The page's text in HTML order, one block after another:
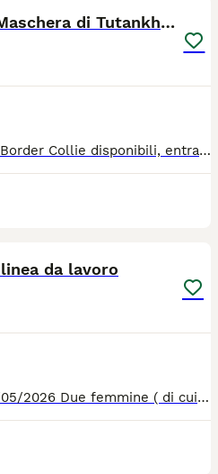
Cuccioli Border della Maschera di Tutankhamon
Abbiamo due cucciolate di Border Collie disponibili, entrambe con lo stesso papà: Borderstrand Tuscan Tusk, importato dall'Australia e Campione d'Albania. Un cane straordinario, con test genetici ottimali: negativo per IGS, TNS, NCL, GG, MDR1, Raine Syndrome, SN e CEA, con displasia anca e gomito di Grado A e 0. Le mamme, Febe e Kali, sono del nostro allevamento: carattere dolce ed equilibrato, stessa ottima salute certificata (HD Grado A, ED Grado 0). I cuccioli crescono in casa con noi, ben socializzati fin dai primi giorni. Entrambi i genitori sono visibili in allevamento — venite a trovarci senza impegno. Il Border Collie è una razza intelligente, affettuosa e piena di energia: perfetta per chi ama stare all'aria aperta e vuole un cane che sia davvero parte della famiglia. Per informazioni o per fissare una visita, contattateci.
da lavoro
Disponibili cuccioli nati 08/05/2026 Due femmine ( di cui una testa bianca e occhi azzurri) e un maschio (un occhio azzurro) Bianco e neri Entrambi i genitori sono visibili Esenti malattie genetiche Verranno ceduti al compimento dei 60 giorni sverminati e vaccinati Per informazioni sono graditi contatti telefonici al 3665244485